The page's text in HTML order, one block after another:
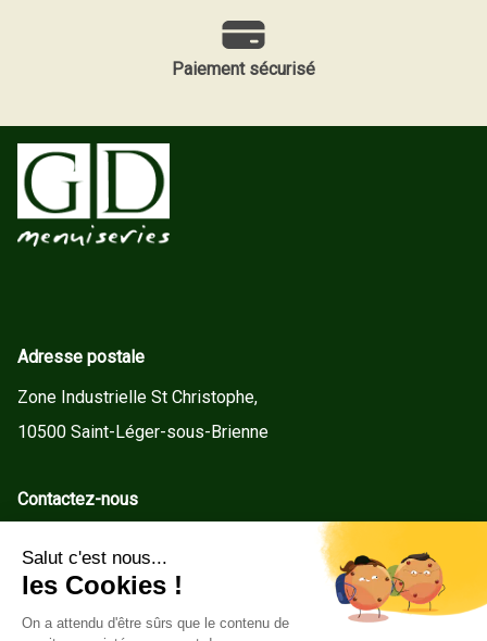
Paiement sécurisé
Adresse postale
Zone Industrielle St Christophe,
10500 Saint-Léger-sous-Brienne
Contactez-nous
Tel : +33(0)3 25 92 78 60